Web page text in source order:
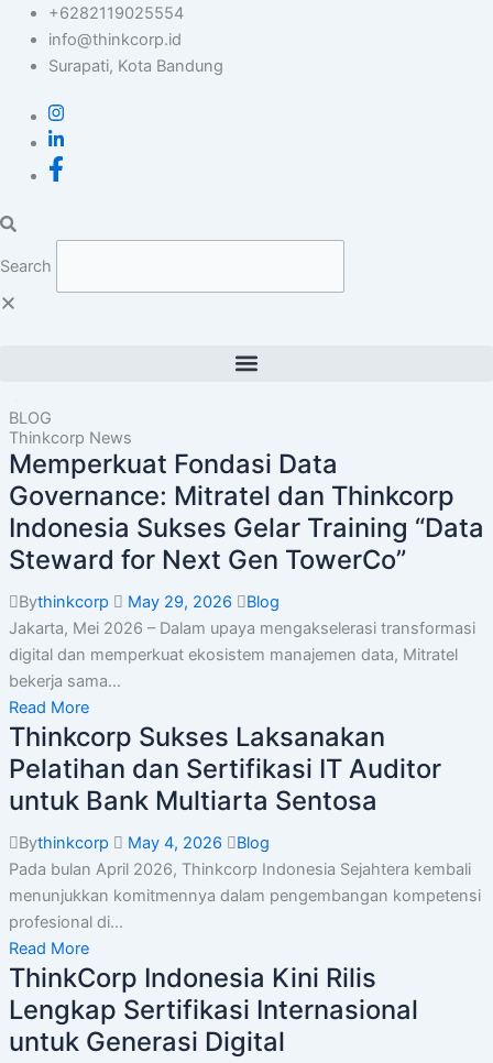
content
+6282119025554
info@thinkcorp.id
Surapati, Kota Bandung
Search
BLOG
Thinkcorp News
Memperkuat Fondasi Data
Governance: Mitratel dan Thinkcorp
Indonesia Sukses Gelar Training “Data
Steward for Next Gen TowerCo”
Bythinkcorp May 29, 2026
Blog
Jakarta, Mei 2026 – Dalam upaya mengakselerasi transformasi
digital dan memperkuat ekosistem manajemen data, Mitratel
bekerja sama...
Read More
Thinkcorp Sukses Laksanakan
Pelatihan dan Sertifikasi IT Auditor
untuk Bank Multiarta Sentosa
Bythinkcorp May 4, 2026
Blog
Pada bulan April 2026, Thinkcorp Indonesia Sejahtera kembali
menunjukkan komitmennya dalam pengembangan kompetensi
profesional di...
Read More
ThinkCorp Indonesia Kini Rilis
Lengkap Sertifikasi Internasional
untuk Generasi Digital